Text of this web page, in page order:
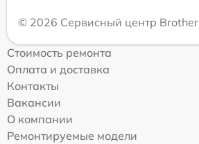
© 2026 Сервисный центр Brother
Стоимость ремонта
Оплата и доставка
Контакты
Вакансии
О компании
Ремонтируемые модели